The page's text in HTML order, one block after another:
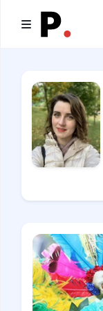
All
Authors
About us
I want to be
Contacts
Headings